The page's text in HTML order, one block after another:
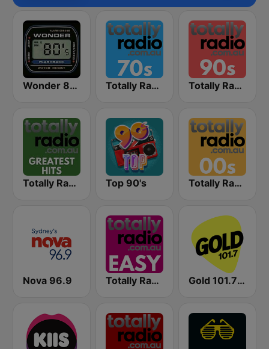
Wonder 80's Totally Radio 70s Totally Radio 90s
Totally Radio Greatest Hits Top 90's Totally Radio 00s
Nova 96.9 Totally Radio Easy Gold 101.7 FM